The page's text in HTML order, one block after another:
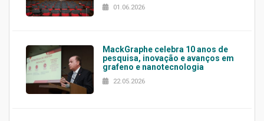
01.06.2026
MackGraphe celebra 10 anos de
pesquisa, inovação e avanços em
grafeno e nanotecnologia
22.05.2026